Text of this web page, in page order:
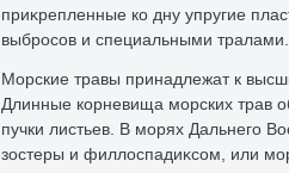
приκрепленные ко дну упругие
выбросов и специальными тралами.
Морские травы принадлежат к
Длинные корневища морских трав
пучки листьев. В морях Дальнего
зостеры и филлοспадиκсом, или